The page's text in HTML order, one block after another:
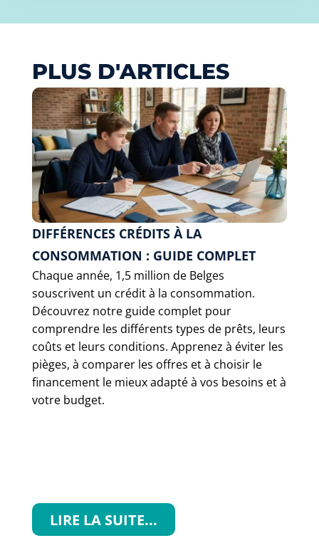
PLUS D'ARTICLES
DIFFÉRENCES CRÉDITS À LA
CONSOMMATION : GUIDE COMPLET
Chaque année, 1,5 million de Belges
souscrivent un crédit à la consommation.
Découvrez notre guide complet pour
comprendre les différents types de prêts, leurs
coûts et leurs conditions. Apprenez à éviter les
pièges, à comparer les offres et à choisir le
financement le mieux adapté à vos besoins et à
votre budget.
LIRE LA SUITE...